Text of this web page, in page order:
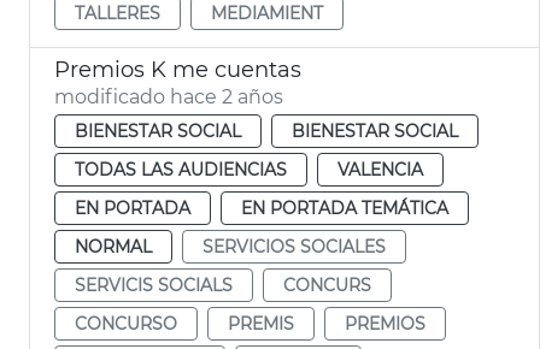
TALLERES
MEDIAMIENT
Premios K me cuentas
modificado hace 2 años
BIENESTAR SOCIAL
BIENESTAR SOCIAL
TODAS LAS AUDIENCIAS
VALENCIA
EN PORTADA
EN PORTADA TEMÁTICA
NORMAL
SERVICIOS SOCIALES
SERVICIS SOCIALS
CONCURS
CONCURSO
PREMIS
PREMIOS